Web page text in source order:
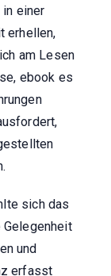
einer
erhellen,
am Lesen
ebook es
sich das
und
erfasst